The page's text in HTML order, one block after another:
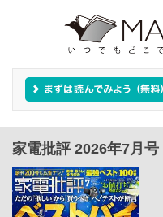
家電批評 2026年7月号